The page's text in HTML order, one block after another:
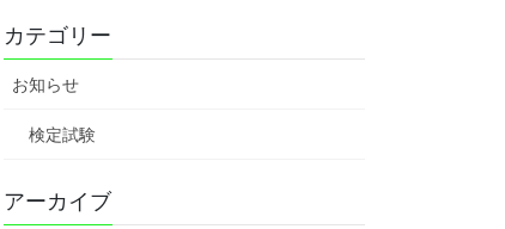
カテゴリー
お知らせ
検定試験
アーカイブ